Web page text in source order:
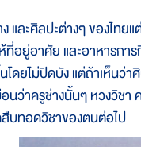
ะศิลปะต่างๆ ของไทย
ที่อยู่อาศัย และอาหารก
ดยไม่ปิดบัง แต่ถ้าเห็นว่า
นว่าครูช่างนั้นๆ หวงวิช
บทอดวิชาของตนต่อไป